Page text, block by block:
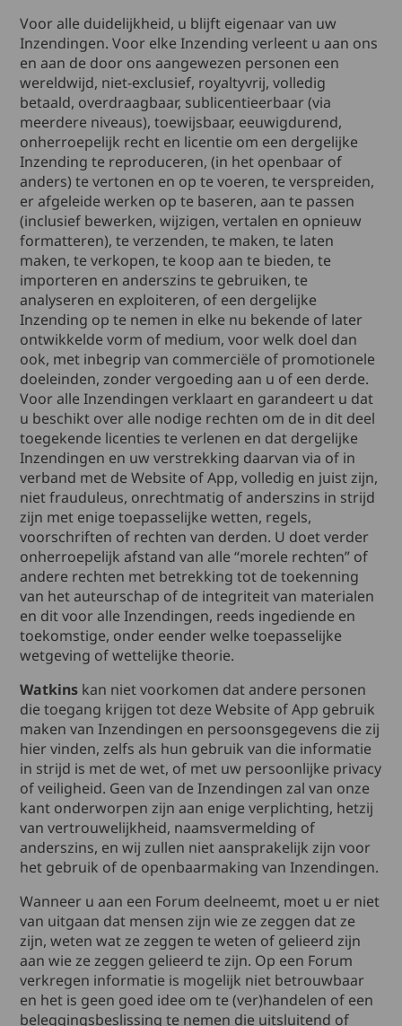
Voor alle duidelijkheid, u blijft eigenaar van uw
Inzendingen. Voor elke Inzending verleent u aan ons
en aan de door ons aangewezen personen een
wereldwijd, niet-exclusief, royaltyvrij, volledig
betaald, overdraagbaar, sublicentieerbaar (via
meerdere niveaus), toewijsbaar, eeuwigdurend,
onherroepelijk recht en licentie om een dergelijke
Inzending te reproduceren, (in het openbaar of
anders) te vertonen en op te voeren, te verspreiden,
er afgeleide werken op te baseren, aan te passen
(inclusief bewerken, wijzigen, vertalen en opnieuw
formatteren), te verzenden, te maken, te laten
maken, te verkopen, te koop aan te bieden, te
importeren en anderszins te gebruiken, te
analyseren en exploiteren, of een dergelijke
Inzending op te nemen in elke nu bekende of later
ontwikkelde vorm of medium, voor welk doel dan
ook, met inbegrip van commerciële of promotionele
doeleinden, zonder vergoeding aan u of een derde.
Voor alle Inzendingen verklaart en garandeert u dat
u beschikt over alle nodige rechten om de in dit deel
toegekende licenties te verlenen en dat dergelijke
Inzendingen en uw verstrekking daarvan via of in
verband met de Website of App, volledig en juist zijn,
niet frauduleus, onrechtmatig of anderszins in strijd
zijn met enige toepasselijke wetten, regels,
voorschriften of rechten van derden. U doet verder
onherroepelijk afstand van alle “morele rechten” of
andere rechten met betrekking tot de toekenning
van het auteurschap of de integriteit van materialen
en dit voor alle Inzendingen, reeds ingediende en
toekomstige, onder eender welke toepasselijke
wetgeving of wettelijke theorie.
Watkins kan niet voorkomen dat andere personen
die toegang krijgen tot deze Website of App gebruik
maken van Inzendingen en persoonsgegevens die zij
hier vinden, zelfs als hun gebruik van die informatie
in strijd is met de wet, of met uw persoonlijke privacy
of veiligheid. Geen van de Inzendingen zal van onze
kant onderworpen zijn aan enige verplichting, hetzij
van vertrouwelijkheid, naamsvermelding of
anderszins, en wij zullen niet aansprakelijk zijn voor
het gebruik of de openbaarmaking van Inzendingen.
Wanneer u aan een Forum deelneemt, moet u er niet
van uitgaan dat mensen zijn wie ze zeggen dat ze
zijn, weten wat ze zeggen te weten of gelieerd zijn
aan wie ze zeggen gelieerd te zijn. Op een Forum
verkregen informatie is mogelijk niet betrouwbaar
en het is geen goed idee om te (ver)handelen of een
beleggingsbeslissing te nemen die uitsluitend of